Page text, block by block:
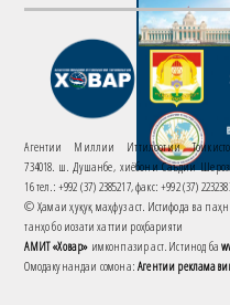
Агентии Миллии Иттилоотии
734018. ш. Душанбе, хиёбони Саъдии
16 тел.: +992 (37) 2385217, факс: +992 (37)
© Ҳамаи ҳуқуқ маҳфуз аст. Истифода ва
танҳо бо иҷозати хаттии роҳбарияти
АМИТ «Ховар» имконпазир аст. Истинод ба
Омодакунандаи сомона:Агентии